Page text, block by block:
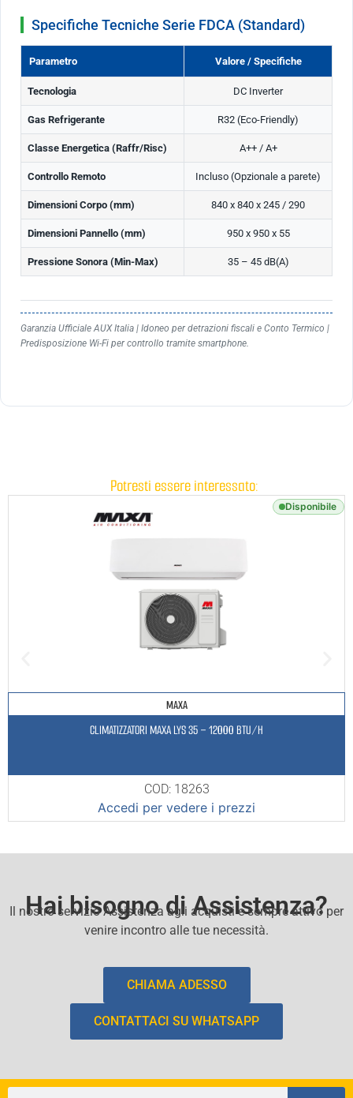
Specifiche Tecniche Serie FDCA (Standard)
Parametro Valore / Specifiche
Tecnologia DC Inverter
Gas Refrigerante R32 (Eco-Friendly)
Classe Energetica (Raffr/Risc) A++ / A+
Controllo Remoto Incluso (Opzionale a parete)
Dimensioni Corpo (mm) 840 x 840 x 245 / 290
Dimensioni Pannello (mm) 950 x 950 x 55
Pressione Sonora (Min-Max) 35 – 45 dB(A)
Garanzia Ufficiale AUX Italia | Idoneo per detrazioni fiscali e Conto Termico |
Predisposizione Wi-Fi per controllo tramite smartphone.
Potresti essere interessato:
Disponibile
MAXA
CLIMATIZZATORI MAXA LYS 35 – 12000 BTU/H
COD: 18263
Accedi per vedere i prezzi
Hai bisogno di Assistenza?
Il nostro servizio Assistenza agli acquisti e sempre attivo per
venire incontro alle tue necessità.
CHIAMA ADESSO
CONTATTACI SU WHATSAPP